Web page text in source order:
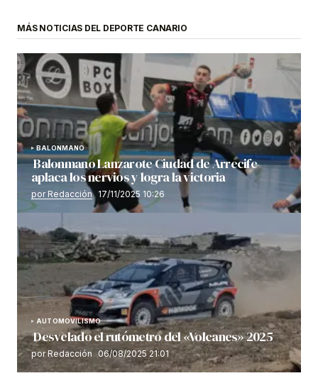
MÁS NOTICIAS DEL DEPORTE CANARIO
BALONMANO
Balonmano Lanzarote Ciudad de Arrecife
aplaca los nervios y logra la victoria
por Redacción 17/11/2025 10:26
AUTOMOVILISMO
Desvelado el rutómetro del «Volcanes» 2025
por Redacción 06/08/2025 21:01